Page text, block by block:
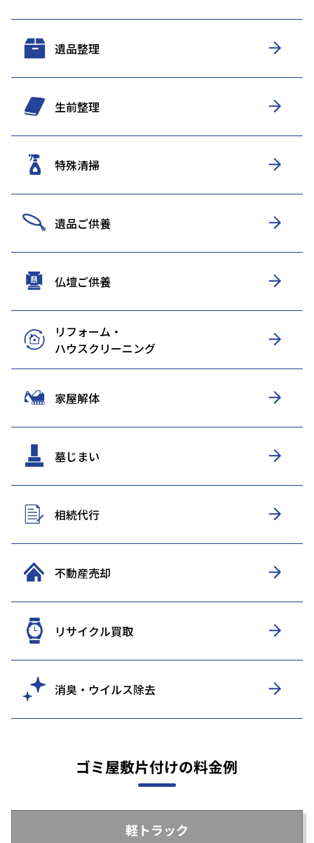
遺品整理
生前整理
特殊清掃
遺品ご供養
仏壇ご供養
リフォーム・
ハウスクリーニング
家屋解体
墓じまい
相続代行
不動産売却
リサイクル買取
消臭・ウイルス除去
ゴミ屋敷片付けの料金例
軽トラック